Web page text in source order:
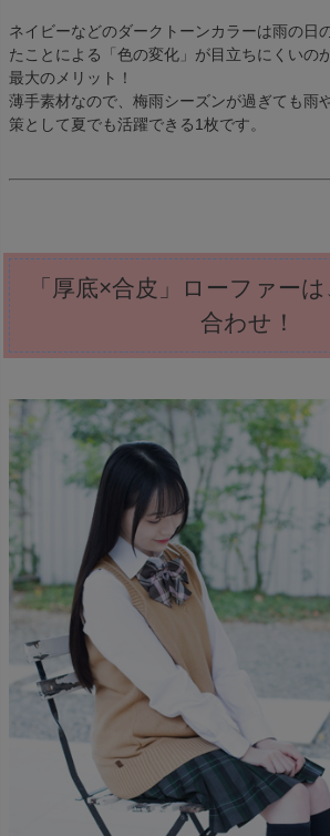
ネイビーなどのダークトーンカラーは雨の日
たことによる「色の変化」が目立ちにくいの
最大のメリット！
薄手素材なので、梅雨シーズンが過ぎても雨
策として夏でも活躍できる1枚です。
「厚底×合皮」ローファー
合わせ！